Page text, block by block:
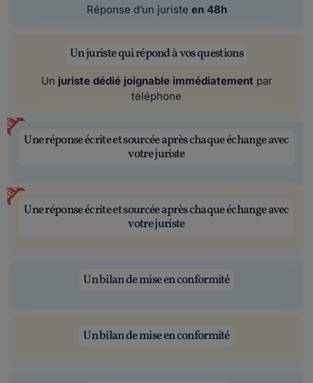
Réponse d’un juriste en 48h
Un juriste qui répond à vos questions
Un juriste dédié joignable immédiatement par
téléphone
NEW
Une réponse écrite et sourcée après chaque échange avec
votre juriste
NEW
Une réponse écrite et sourcée après chaque échange avec
votre juriste
Un bilan de mise en conformité
Un bilan de mise en conformité